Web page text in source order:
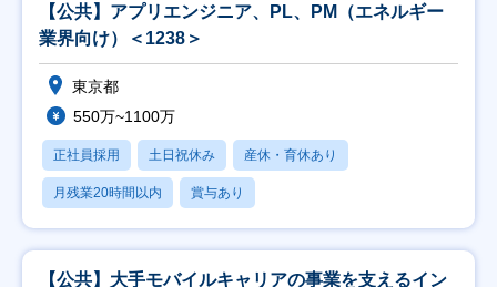
【公共】アプリエンジニア、PL、PM（エネルギー
業界向け）＜1238＞
東京都
550万~1100万
正社員採用 土日祝休み 産休・育休あり
月残業20時間以内 賞与あり
【公共】大手モバイルキャリアの事業を支えるイン